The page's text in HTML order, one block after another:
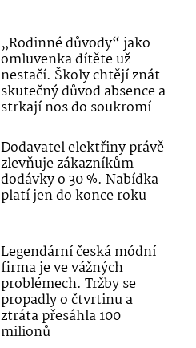
„Rodinné důvody“ jako
omluvenka dítěte už
nestačí. Školy chtějí znát
skutečný důvod absence a
strkají nos do soukromí
Dodavatel elektřiny právě
zlevňuje zákazníkům
dodávky o 30 %. Nabídka
platí jen do konce roku
Legendární česká módní
firma je ve vážných
problémech. Tržby se
propadly o čtvrtinu a
ztráta přesáhla 100
milionů